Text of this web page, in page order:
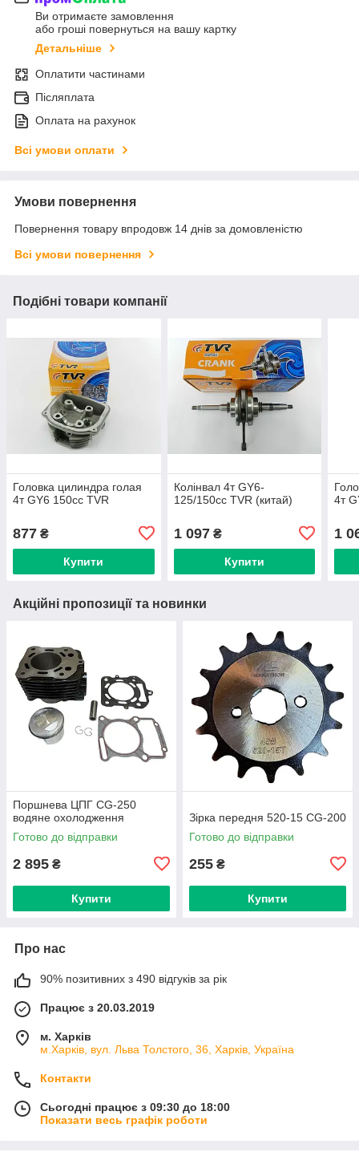
Ви отримаєте замовлення
або гроші повернуться на вашу картку
Детальніше
Оплатити частинами
Післяплата
Оплата на рахунок
Всі умови оплати
Умови повернення
Повернення товару впродовж 14 днів за домовленістю
Всі умови повернення
Подібні товари компанії
Головка цилиндра голая
4т GY6 150сс TVR
877 ₴
Купити
Колінвал 4т GY6-
125/150сс TVR (китай)
1 097₴
Купити
4т
1
Акційні пропозиції та новинки
Поршнева ЦПГ CG-250
водяне охолодження
Готово до відправки
2 895 ₴
Купити
Зірка передня 520-15 CG-200
Готово до відправки
255 ₴
Купити
Про нас
90% позитивних з 490 відгуків за рік
Працює з 20.03.2019
м. Харків
м.Харків, вул. Льва Толстого, 36, Харків, Україна
Контакти
Сьогодні працює з 09:30 до 18:00
Показати весь графік роботи